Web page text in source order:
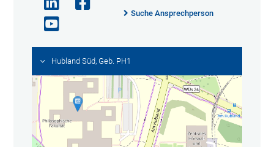
Suche Ansprechperson
Hubland Süd, Geb. PH1